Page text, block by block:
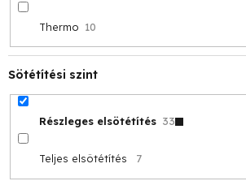
Thermo 10
Sötétítési szint
Részleges elsötétítés 33
Teljes elsötétítés 7